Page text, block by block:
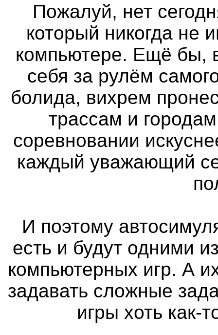
Пожалуй, нет
который никогда не
компьютере. Ещё бы,
себя за рулём
болида, вихрем
трассам и
соревновании
каждый уважающий
И поэтому
есть и будут одними
компьютерных игр. А
задавать сложные
игры хоть как-